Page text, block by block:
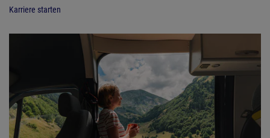
Karriere starten